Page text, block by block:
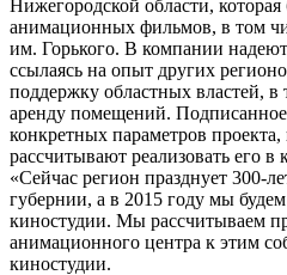
Нижегородской области, которая
анимационных фильмов, в том
им. Горького. В компании
ссылаясь на опыт других
поддержку областных властей, в
аренду помещений.
конкретных параметров
рассчитывают реализовать его в
«Сейчас регион празднует 300-
губернии, а в 2015 году мы будем
киностудии. Мы рассчитываем
анимационного центра к этим
киностудии.